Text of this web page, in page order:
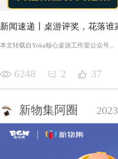
新闻速递丨桌游评奖，花落谁
‍‍‍‍‍‍‍‍‍‍‍‍‍‍‍‍‍‍‍‍本文转载自Yoka核心桌游工作室公众号‍‍‍...
6248 2 37
新物集阿圈